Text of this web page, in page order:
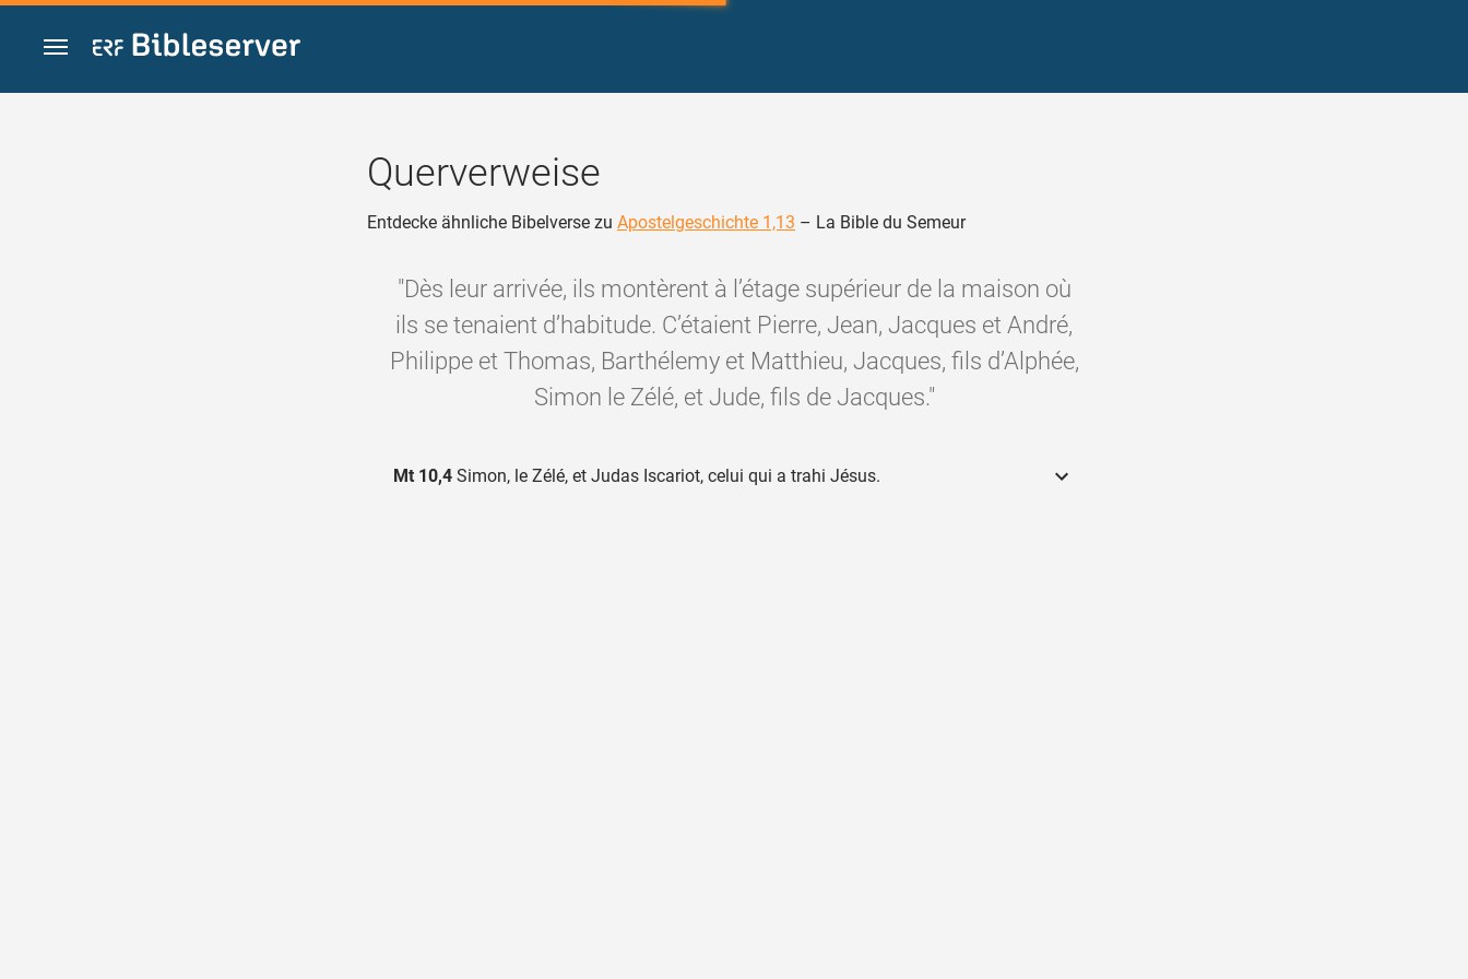
Zum Inhalt springen
Querverweise
Entdecke ähnliche Bibelverse zu Apostelgeschichte 1,13 – La Bible du Semeur
"Dès leur arrivée, ils montèrent à l’étage supérieur de la maison où
ils se tenaient d’habitude. C’étaient Pierre, Jean, Jacques et André,
Philippe et Thomas, Barthélemy et Matthieu, Jacques, fils d’Alphée,
Simon le Zélé, et Jude, fils de Jacques."
Mt 10,4 Simon, le Zélé, et Judas Iscariot, celui qui a trahi Jésus.